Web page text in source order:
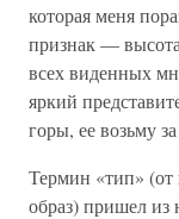
которая меня
признак —
всех виденных
яркий
горы, ее возьму
Термин «тип» (от
образ) пришел из